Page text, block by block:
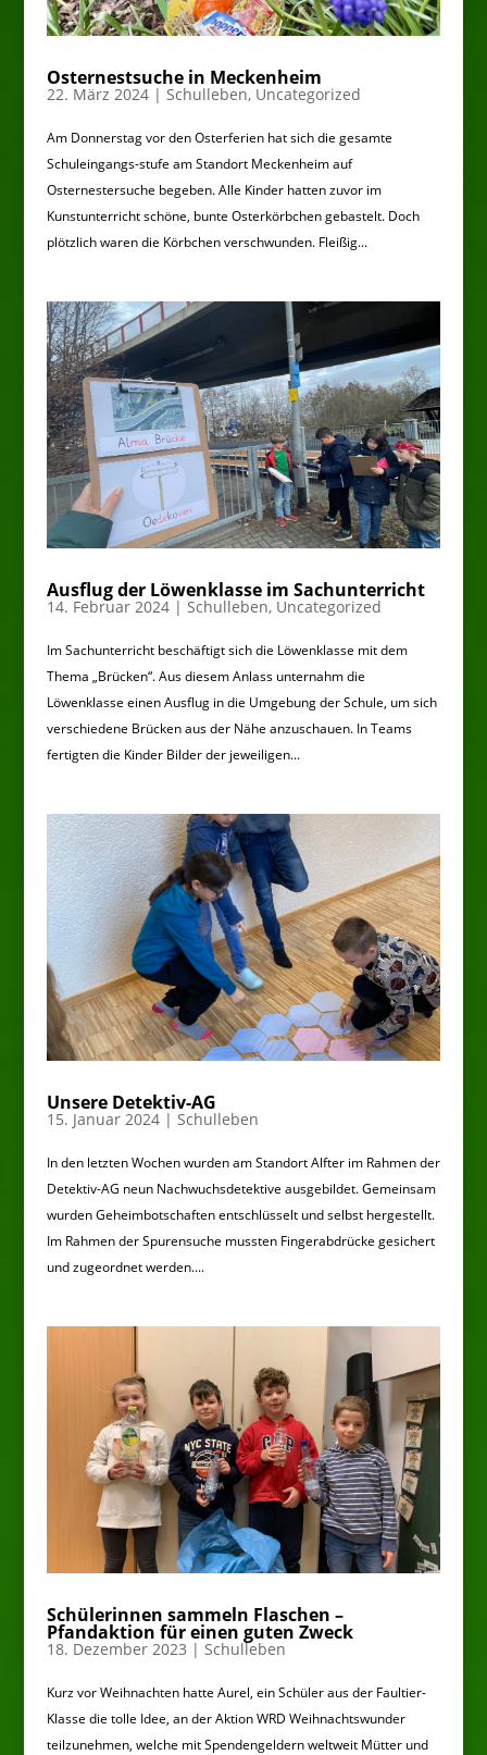
Osternestsuche in Meckenheim
22. März 2024| Schulleben, Uncategorized
Am Donnerstag vor den Osterferien hat sich die gesamte
Schuleingangs-stufe am Standort Meckenheim auf
Osternestersuche begeben. Alle Kinder hatten zuvor im
Kunstunterricht schöne, bunte Osterkörbchen gebastelt. Doch
plötzlich waren die Körbchen verschwunden. Fleißig...
Ausflug der Löwenklasse im Sachunterricht
14. Februar 2024| Schulleben, Uncategorized
Im Sachunterricht beschäftigt sich die Löwenklasse mit dem
Thema „Brücken“. Aus diesem Anlass unternahm die
Löwenklasse einen Ausflug in die Umgebung der Schule, um sich
verschiedene Brücken aus der Nähe anzuschauen. In Teams
fertigten die Kinder Bilder der jeweiligen...
Unsere Detektiv-AG
15. Januar 2024| Schulleben
In den letzten Wochen wurden am Standort Alfter im Rahmen der
Detektiv-AG neun Nachwuchsdetektive ausgebildet. Gemeinsam
wurden Geheimbotschaften entschlüsselt und selbst hergestellt.
Im Rahmen der Spurensuche mussten Fingerabdrücke gesichert
und zugeordnet werden....
Schülerinnen sammeln Flaschen –
Pfandaktion für einen guten Zweck
18. Dezember 2023 | Schulleben
Kurz vor Weihnachten hatte Aurel, ein Schüler aus der Faultier-
Klasse die tolle Idee, an der Aktion WRD Weihnachtswunder
teilzunehmen, welche mit Spendengeldern weltweit Mütter und